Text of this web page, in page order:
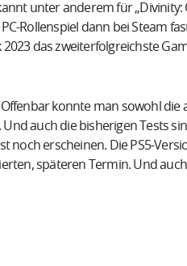
unter anderem für „Divinity:
Rollenspiel dann bei Steam
das zweiterfolgreichste
konnte man sowohl die
auch die bisherigen Tests
noch erscheinen. Die PS5-
späteren Termin. Und